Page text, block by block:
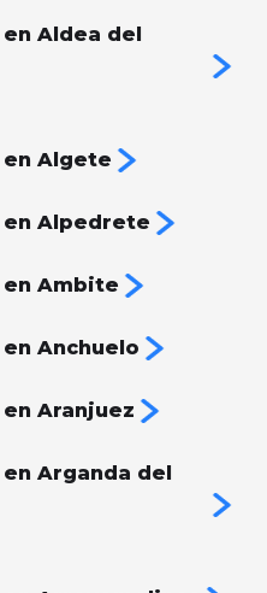
Aldea del
Algete
en Alpedrete
en Ambite
Anchuelo
Aranjuez
Arganda del